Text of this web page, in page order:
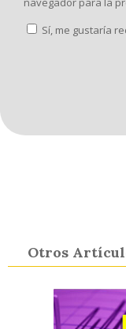
Sí, me gustaría
Otros